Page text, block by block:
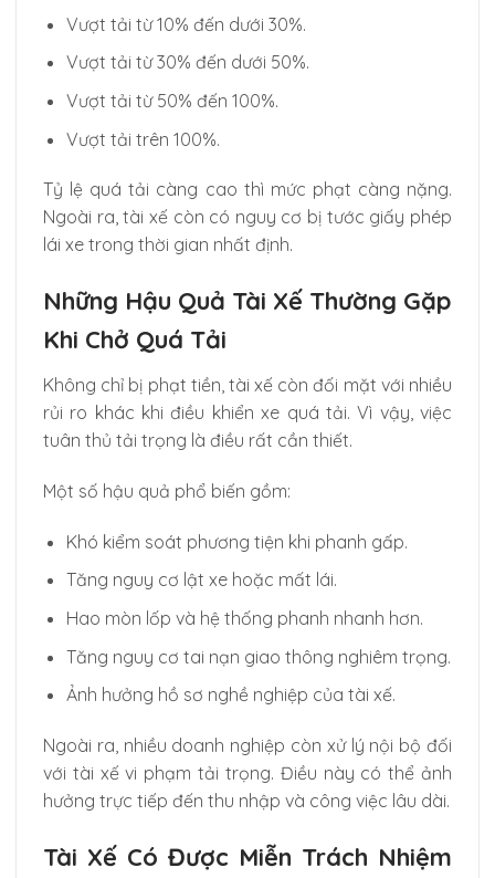
Vượt tải từ 10% đến dưới 30%.
Vượt tải từ 30% đến dưới 50%.
Vượt tải từ 50% đến 100%.
Vượt tải trên 100%.
Tỷ lệ quá tải càng cao thì mức phạt càng nặng.
Ngoài ra, tài xế còn có nguy cơ bị tước giấy phép
lái xe trong thời gian nhất định.
Những Hậu Quả Tài Xế Thường Gặp
Khi Chở Quá Tải
Không chỉ bị phạt tiền, tài xế còn đối mặt với nhiều
rủi ro khác khi điều khiển xe quá tải. Vì vậy, việc
tuân thủ tải trọng là điều rất cần thiết.
Một số hậu quả phổ biến gồm:
Khó kiểm soát phương tiện khi phanh gấp.
Tăng nguy cơ lật xe hoặc mất lái.
Hao mòn lốp và hệ thống phanh nhanh hơn.
Tăng nguy cơ tai nạn giao thông nghiêm trọng.
Ảnh hưởng hồ sơ nghề nghiệp của tài xế.
Ngoài ra, nhiều doanh nghiệp còn xử lý nội bộ đối
với tài xế vi phạm tải trọng. Điều này có thể ảnh
hưởng trực tiếp đến thu nhập và công việc lâu dài.
Tài Xế Có Được Miễn Trách Nhiệm